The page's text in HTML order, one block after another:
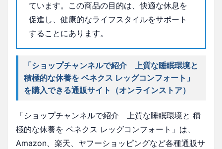
ています。この商品の目的は、快適な休息を
促進し、健康的なライフスタイルをサポート
することにあります。
「ショップチャンネルで紹介 上質な睡眠環境と
積極的な休養を ベネクス レッグコンフォート」
を購入できる通販サイト（オンラインストア）
「ショップチャンネルで紹介 上質な睡眠環境と 積
極的な休養を ベネクス レッグコンフォート」は、
Amazon、楽天、ヤフーショッピングなど各種通販サ